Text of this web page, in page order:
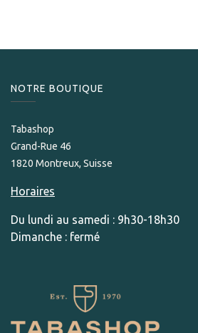
NOTRE BOUTIQUE
Tabashop
Grand-Rue 46
1820 Montreux, Suisse
Horaires
Du lundi au samedi : 9h30-18h30
Dimanche : fermé